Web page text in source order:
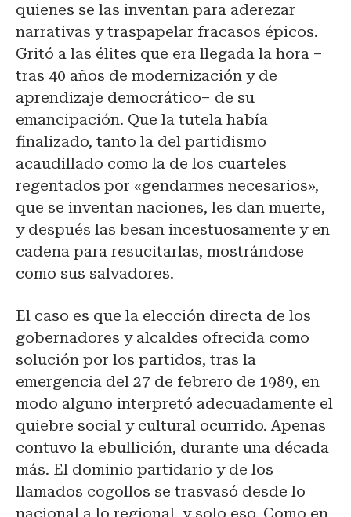
quienes se las inventan para aderezar
narrativas y traspapelar fracasos épicos.
Gritó a las élites que era llegada la hora –
tras 40 años de modernización y de
aprendizaje democrático– de su
emancipación. Que la tutela había
finalizado, tanto la del partidismo
acaudillado como la de los cuarteles
regentados por «gendarmes necesarios»,
que se inventan naciones, les dan muerte,
y después las besan incestuosamente y en
cadena para resucitarlas, mostrándose
como sus salvadores.
El caso es que la elección directa de los
gobernadores y alcaldes ofrecida como
solución por los partidos, tras la
emergencia del 27 de febrero de 1989, en
modo alguno interpretó adecuadamente el
quiebre social y cultural ocurrido. Apenas
contuvo la ebullición, durante una década
más. El dominio partidario y de los
llamados cogollos se trasvasó desde lo